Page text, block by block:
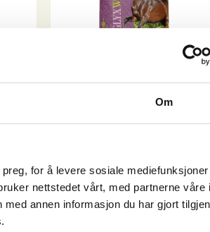
Om
for å levere sosiale
nettstedet vårt, med partnerne våre
annen informasjon du har gjort
Naturlige råfibre av høyeste
GlyxWiese Wiesentaler,
550,00
NOK
GlyxWiese
Wiesentaler,
Legg i